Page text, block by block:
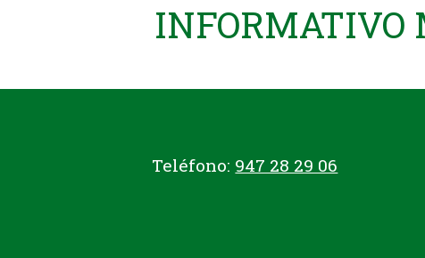
INFORMATIVO
Teléfono: 947 28 29 06